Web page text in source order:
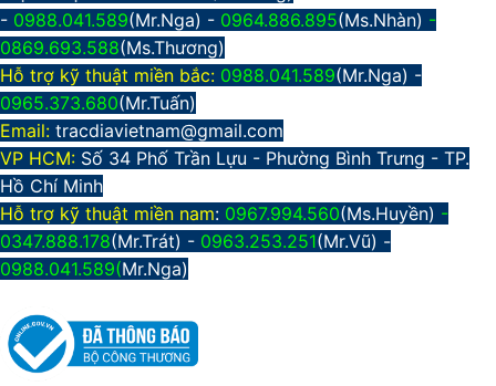
- 0988.041.589(Mr.Nga) - 0964.886.895(Ms.Nhàn) -
0869.693.588(Ms.Thương)
Hỗ trợ kỹ thuật miền bắc: 0988.041.589(Mr.Nga) -
0965.373.680(Mr.Tuấn)
Email: tracdiavietnam@gmail.com
VP HCM: Số 34 Phố Trần Lựu - Phường Bình Trưng - TP.
Hồ Chí Minh
Hỗ trợ kỹ thuật miền nam: 0967.994.560(Ms.Huyền) -
0347.888.178(Mr.Trát) - 0963.253.251(Mr.Vũ) -
0988.041.589(Mr.Nga)